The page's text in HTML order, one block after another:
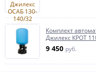
Комплект
Джилекс КРОТ
9 450 руб.